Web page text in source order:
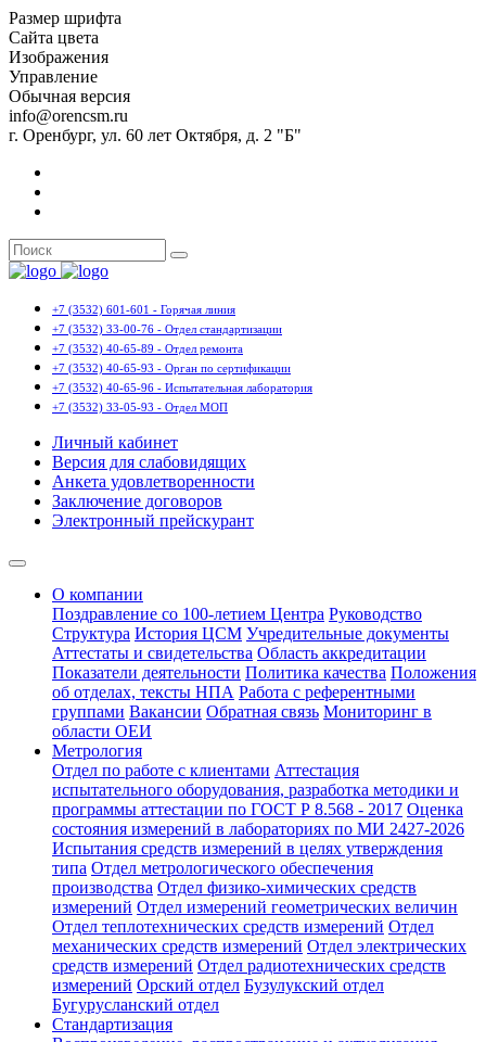
Размер шрифта
Сайта цвета
Изображения
Управление
Обычная версия
info@orencsm.ru
г. Оренбург, ул. 60 лет Октября, д. 2 "Б"
+7 (3532) 601-601 - Горячая линия
+7 (3532) 33-00-76 - Отдел стандартизации
+7 (3532) 40-65-89 - Отдел ремонта
+7 (3532) 40-65-93 - Орган по сертификации
+7 (3532) 40-65-96 - Испытательная лаборатория
+7 (3532) 33-05-93 - Отдел МОП
Личный кабинет
Версия для слабовидящих
Анкета удовлетворенности
Заключение договоров
Электронный прейскурант
О компании
Поздравление со 100-летием Центра Руководство
Структура История ЦСМ Учредительные документы
Аттестаты и свидетельства Область аккредитации
Показатели деятельности Политика качества Положения
об отделах, тексты НПА Работа с референтными
группами Вакансии Обратная связь Мониторинг в
области ОЕИ
Метрология
Отдел по работе с клиентами Аттестация
испытательного оборудования, разработка методики и
программы аттестации по ГОСТ Р 8.568 - 2017 Оценка
состояния измерений в лабораториях по МИ 2427-2026
Испытания средств измерений в целях утверждения
типа Отдел метрологического обеспечения
производства Отдел физико-химических средств
измерений Отдел измерений геометрических величин
Отдел теплотехнических средств измерений Отдел
механических средств измерений Отдел электрических
средств измерений Отдел радиотехнических средств
измерений Орский отдел Бузулукский отдел
Бугурусланский отдел
Стандартизация